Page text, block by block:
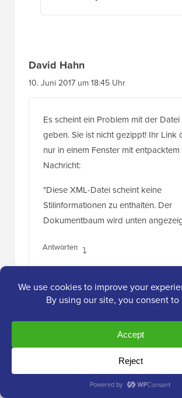
David Hahn
10. Juni 2017 um 18:45 Uhr
Es scheint ein Problem mit der Datei
geben. Sie ist nicht gezippt! Ihr Link
nur in einem Fenster mit
Nachricht:
"Diese XML-Datei scheint keine
Stilinformationen zu enthalten. Der
Dokumentbaum wird unten
Antworten
Unno
4. Jun. 2019, 02:49 Uhr
Sie müssen mit der rechten
klicken und „Speichern unter“